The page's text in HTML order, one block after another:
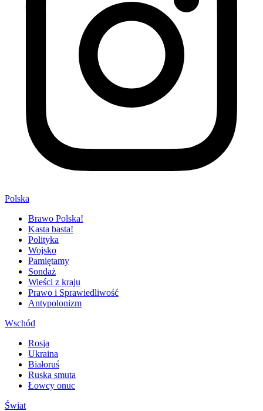
Polska
Brawo Polska!
Kasta basta!
Polityka
Wojsko
Pamiętamy
Sondaż
Wieści z kraju
Prawo i Sprawiedliwość
Antypolonizm
Wschód
Rosja
Ukraina
Białoruś
Ruska smuta
Łowcy onuc
Świat